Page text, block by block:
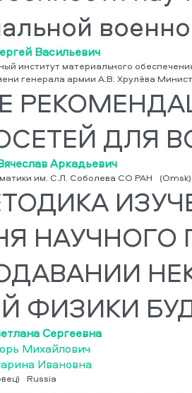
Васильевич
институт материального
генерала армии А.В. Хрулёва
ДЛЯ
Аркадьевич
им. С.Л. Соболева СО РАН (Omsk)
НАУЧНОГО
ФИЗИКИ
Сергеевна
Михайлович
Ивановна
Russia